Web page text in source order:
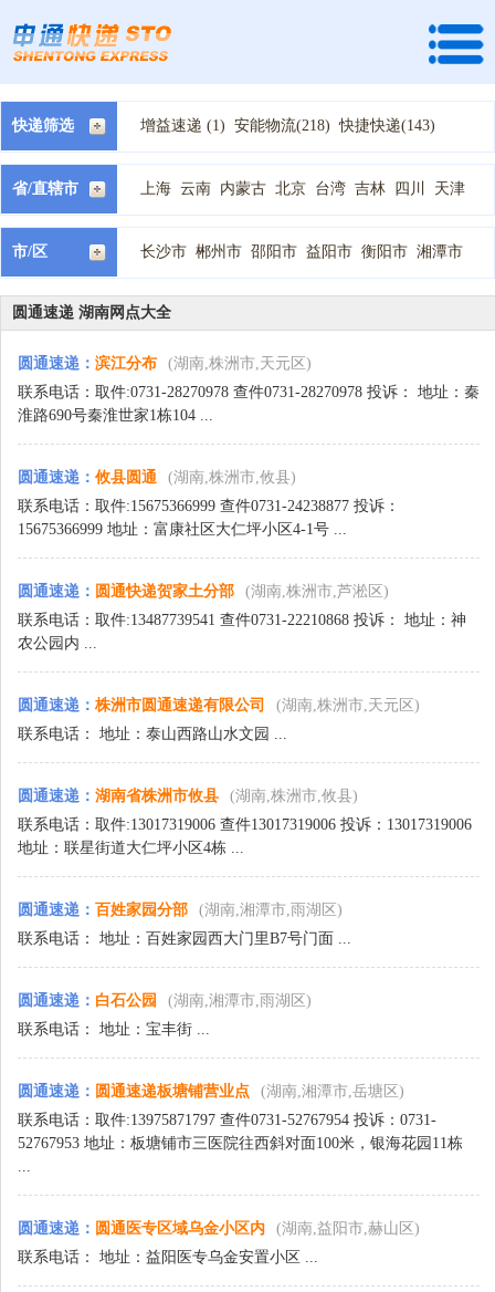
快递筛选 增益速递 (1) 安能物流(218) 快捷快递(143)
全峰快递(174) 龙邦速运 (72) 天地华宇 (60)
速尔快递(114) 宅急送快递(286)
中通快递(184)
顺丰快递(16) 天天快递(184) 百世汇通快递(191)
申通快递(155)
圆通快递(131)
EMS快递(6)
优速物流 (49)
恒路物流 (1) 新邦物流(2)
百世快运(68) 远成物流 (1) 邮政包裹(1)
麦力快递(1)
省/直辖市 上海 云南 内蒙古 北京 台湾 吉林 四川
天津
宁夏 安徽 山东 山西 广东 广西 新疆 江苏 江西
河北
河南 浙江 海南 湖北 湖南 甘肃 福建 西藏
市/区 长沙市 郴州市 邵阳市 益阳市 衡阳市 湘潭市
湘西 株洲市 永州市 怀化市 张家界市 常德市
岳阳市
圆通速递 湖南网点大全
圆通速递 ： 滨江分布
(湖南,株洲市,天元区)
联系电话：取件:0731-28270978 查件0731-28270978 投诉： 地址：秦
淮路690号秦淮世家1栋104 ...
圆通速递 ： 攸县圆通
(湖南,株洲市,攸县)
联系电话：取件:15675366999 查件0731-24238877 投诉：
15675366999 地址：富康社区大仁坪小区4-1号 ...
圆通速递 ： 圆通快递贺家土分部
(湖南,株洲市,芦淞区)
联系电话：取件:13487739541 查件0731-22210868 投诉： 地址：神
农公园内 ...
圆通速递 ： 株洲市圆通速递有限公司
(湖南,株洲市,天元区)
联系电话： 地址：泰山西路山水文园 ...
圆通速递 ： 湖南省株洲市攸县
(湖南,株洲市,攸县)
联系电话：取件:13017319006 查件13017319006 投诉：13017319006
地址：联星街道大仁坪小区4栋 ...
圆通速递 ： 百姓家园分部
(湖南,湘潭市,雨湖区)
联系电话： 地址：百姓家园西大门里B7号门面 ...
圆通速递 ： 白石公园
(湖南,湘潭市,雨湖区)
联系电话： 地址：宝丰街 ...
圆通速递 ： 圆通速递板塘铺营业点
(湖南,湘潭市,岳塘区)
联系电话：取件:13975871797 查件0731-52767954 投诉：0731-
52767953 地址：板塘铺市三医院往西斜对面100米，银海花园11栋
...
圆通速递 ： 圆通医专区域乌金小区内
(湖南,益阳市,赫山区)
联系电话： 地址：益阳医专乌金安置小区 ...